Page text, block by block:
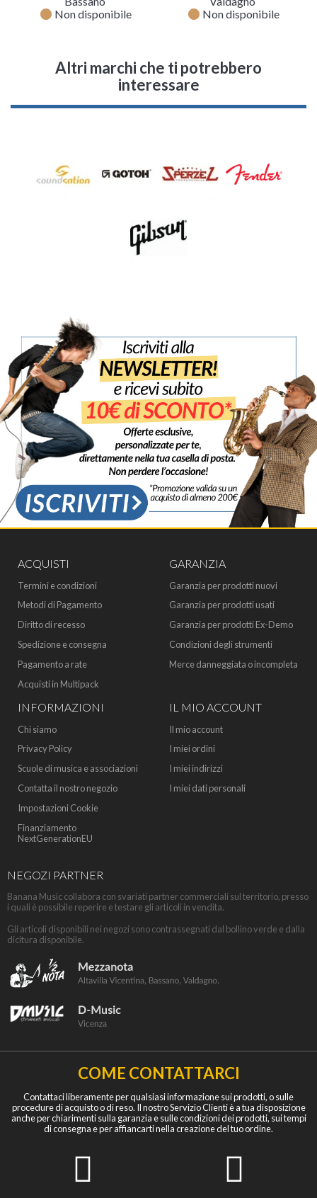
fiber_manual_record Non disponibile fiber_manual_record Non disponibile
Altri marchi che ti potrebbero
interessare
ACQUISTI
Termini e condizioni
Metodi di Pagamento
Diritto di recesso
Spedizione e consegna
Pagamento a rate
Acquisti in Multipack
GARANZIA
Garanzia per prodotti nuovi
Garanzia per prodotti usati
Garanzia per prodotti Ex-Demo
Condizioni degli strumenti
Merce danneggiata o incompleta
INFORMAZIONI
Chi siamo
Privacy Policy
Scuole di musica e associazioni
Contatta il nostro negozio
Impostazioni Cookie
Finanziamento
NextGenerationEU
IL MIO ACCOUNT
Il mio account
I miei ordini
I miei indirizzi
I miei dati personali
NEGOZI PARTNER
Banana Music collabora con svariati partner commerciali sul territorio, presso
i quali è possibile reperire e testare gli articoli in vendita.
Gli articoli disponibili nei negozi sono contrassegnati dal bollino verde e dalla
dicitura disponibile.
COME CONTATTARCI
Contattaci liberamente per qualsiasi informazione sui prodotti, o sulle
procedure di acquisto o di reso. Il nostro Servizio Clienti è a tua disposizione
anche per chiarimenti sulla garanzia e sulle condizioni dei prodotti, sui tempi
di consegna e per affiancarti nella creazione del tuo ordine.